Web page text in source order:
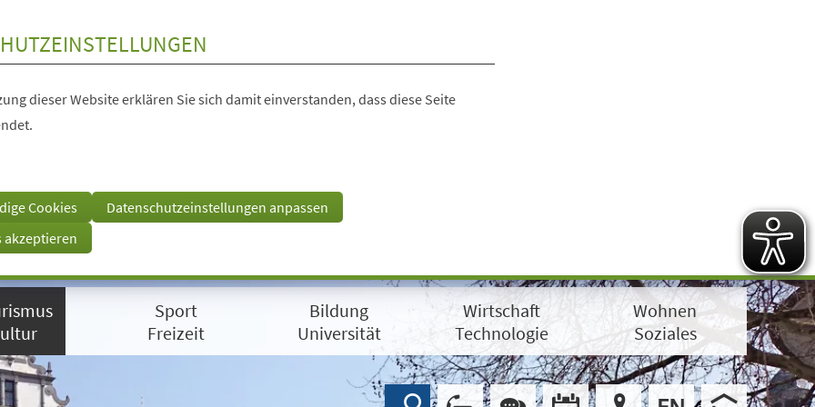
dieser Website erklären Sie sich damit einverstanden, dass diese Seite
Cookies
Datenschutzeinstellungen anpassen
akzeptieren
Sport
Freizeit
Bildung
Universität
Wirtschaft
Technologie
Wohnen
Soziales